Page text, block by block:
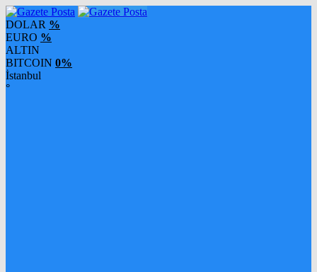
DOLAR %
EURO %
ALTIN
BITCOIN 0%
İstanbul
°